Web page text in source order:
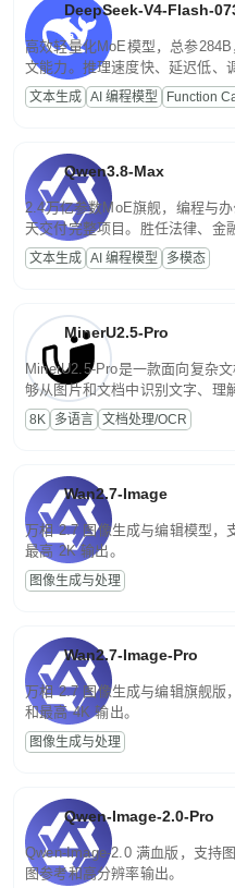
DeepSeek-V4-Flash-
高效轻量化MoE模型，总参
文能力。推理速度快、延迟低、
高并发、轻量化任务，适合日常
文案处理等普惠刚需场景。
文本生成 AI 编程模型 Function
Qwen3.8-Max
2.4万亿参数MoE旗舰，编程与
天交付完整项目。胜任法律、金
话端到端交付生产级成果。原生
程，支持超长文档与长视频的深
文本生成 AI 编程模型 多模态
MinerU2.5-Pro
MinerU2.5-Pro是一款面向复杂
够从图片和文档中识别文字、理
为便于存储、检索和二次处理的
8K 多语言 文档处理/OCR
Wan2.7-Image
万相 2.7 图像生成与编辑模型，
最高 2K 输出。
图像生成与处理
Wan2.7-Image-Pro
万相 2.7 图像生成与编辑旗舰版
和最高 4K 输出。
图像生成与处理
Qwen-Image-2.0-Pro
Qwen-Image-2.0 满血版，支持
图参考和高分辨率输出。